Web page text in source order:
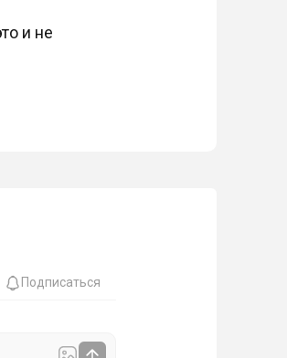
и не
Подписаться